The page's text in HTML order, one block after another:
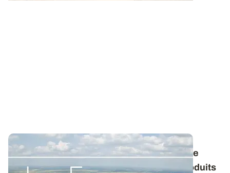
Conservation des pommes de terre : quelle
stratégie envisager avec les différents produits